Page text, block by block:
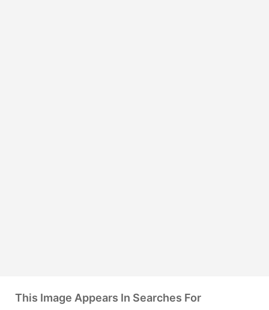
This Image Appears In Searches For